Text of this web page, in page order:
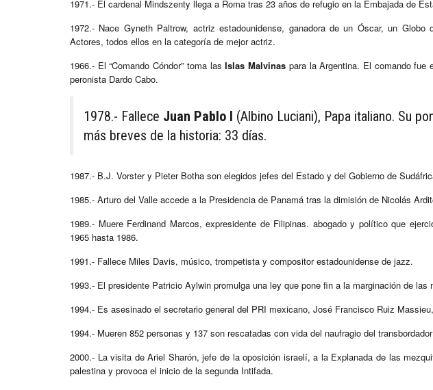
1971.- El cardenal Mindszenty llega a Roma tras 23 años de refugio en la Embajada de
1972.- Nace Gyneth Paltrow, actriz estadounidense, ganadora de un Óscar, un
Actores, todos ellos en la categoría de mejor actriz.
1966.- El “Comando Cóndor” toma lasIslas Malvinas para la Argentina. El comando fue
peronista Dardo Cabo.
1978.- Fallece Juan Pablo I (Albino Luciani), Papa italiano. Su
más breves de la historia: 33 días.
1987.- B.J. Vorster y Pieter Botha son elegidos jefes del Estado y del Gobierno de
1985.- Arturo del Valle accede a la Presidencia de Panamá tras la dimisión de Nicolás
1989.- Muere Ferdinand Marcos, expresidente de Filipinas. abogado y político que
1965 hasta 1986.
1991.- Fallece Miles Davis, músico, trompetista y compositor estadounidense de jazz.
1993.- El presidente Patricio Aylwin promulga una ley que pone fin a la marginación de las
1994.- Es asesinado el secretario general del PRI mexicano, José Francisco Ruiz
1994.- Mueren 852 personas y 137 son rescatadas con vida del naufragio del
2000.- La visita de Ariel Sharón, jefe de la oposición israelí, a la Explanada de las
palestina y provoca el inicio de la segunda Intifada.